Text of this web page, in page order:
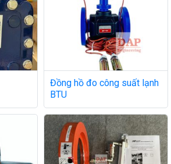
Đồng hồ đo công suất lạnh
BTU